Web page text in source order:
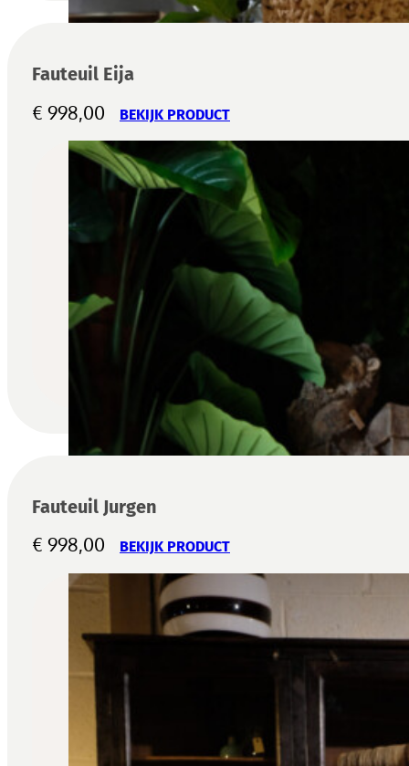
Fauteuil Eija
€ 998,00 BEKIJK PRODUCT
Fauteuil Jurgen
€ 998,00 BEKIJK PRODUCT